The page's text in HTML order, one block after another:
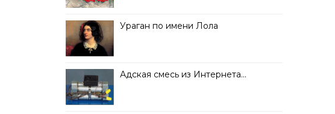
Ураган по имени Лола
Адская смесь из Интернета…